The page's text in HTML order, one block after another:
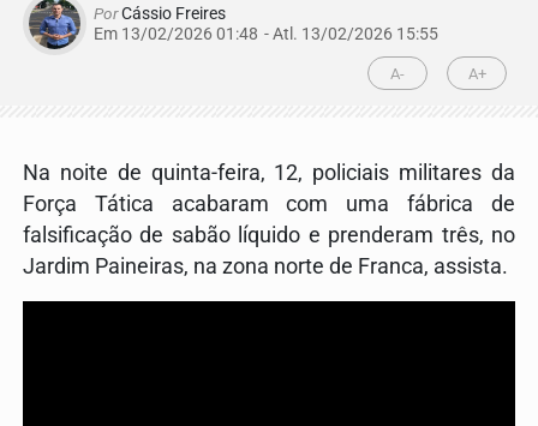
PorCássio Freires
Em 13/02/2026 01:48 - Atl. 13/02/2026 15:55
A- A+
Na noite de quinta-feira, 12, policiais militares da
Força Tática acabaram com uma fábrica de
falsificação de sabão líquido e prenderam três, no
Jardim Paineiras, na zona norte de Franca, assista.